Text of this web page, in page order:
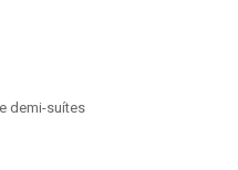
demi-suítes